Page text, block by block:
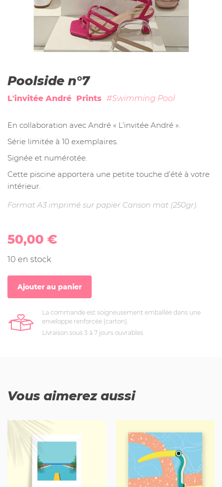
Poolside n°7
L'invitée André Prints #Swimming Pool
En collaboration avec André « L’invitée André ».
Série limitée à 10 exemplaires.
Signée et numérotée.
Cette piscine apportera une petite touche d’été à votre
intérieur.
Format A3 imprimé sur papier Canson mat (250gr).
50,00 €
10 en stock
Ajouter au panier
La commande est soigneusement emballée dans une
enveloppe renforcée (carton).
Livraison sous 3 à 7 jours ouvrables
Vous aimerez aussi